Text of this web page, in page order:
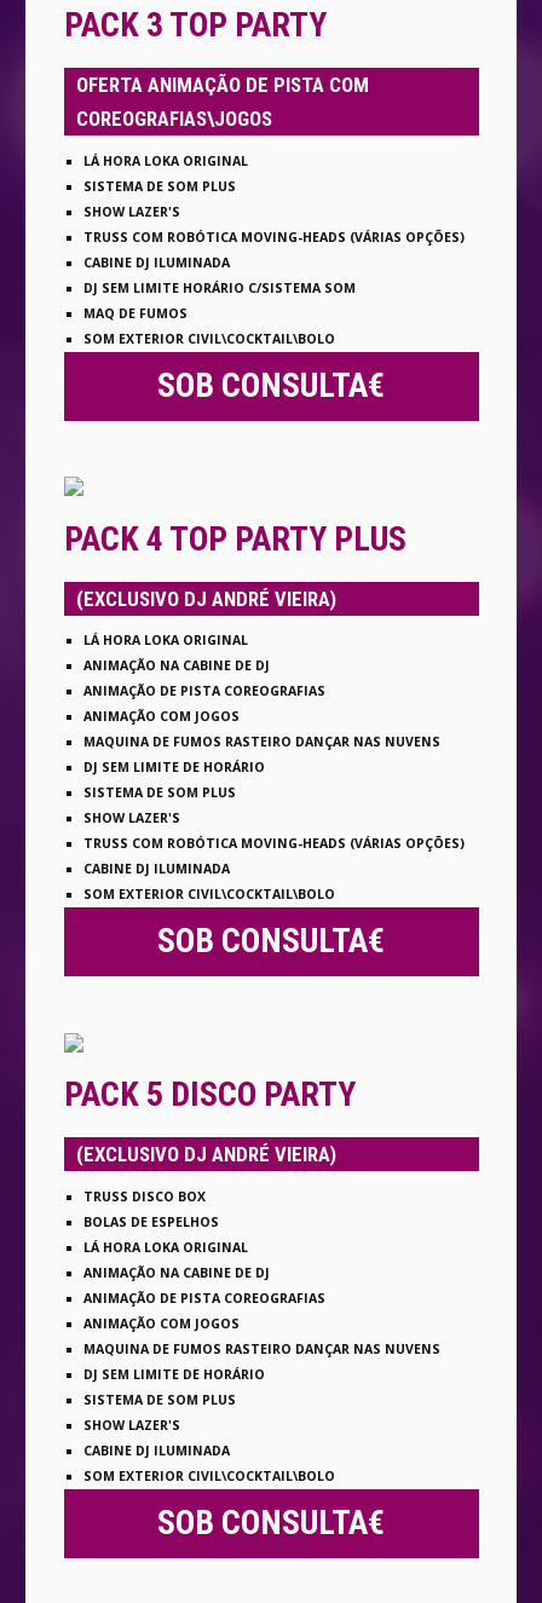
PACK 3 TOP PARTY
OFERTA ANIMAÇÃO DE PISTA COM
COREOGRAFIAS\JOGOS
LÁ HORA LOKA ORIGINAL
SISTEMA DE SOM PLUS
SHOW LAZER'S
TRUSS COM ROBÓTICA MOVING-HEADS (VÁRIAS OPÇÕES)
CABINE DJ ILUMINADA
DJ SEM LIMITE HORÁRIO C/SISTEMA SOM
MAQ DE FUMOS
SOM EXTERIOR CIVIL\COCKTAIL\BOLO
SOB CONSULTA€
PACK 4 TOP PARTY PLUS
(EXCLUSIVO DJ ANDRÉ VIEIRA)
LÁ HORA LOKA ORIGINAL
ANIMAÇÃO NA CABINE DE DJ
ANIMAÇÃO DE PISTA COREOGRAFIAS
ANIMAÇÃO COM JOGOS
MAQUINA DE FUMOS RASTEIRO DANÇAR NAS NUVENS
DJ SEM LIMITE DE HORÁRIO
SISTEMA DE SOM PLUS
SHOW LAZER'S
TRUSS COM ROBÓTICA MOVING-HEADS (VÁRIAS OPÇÕES)
CABINE DJ ILUMINADA
SOM EXTERIOR CIVIL\COCKTAIL\BOLO
SOB CONSULTA€
PACK 5 DISCO PARTY
(EXCLUSIVO DJ ANDRÉ VIEIRA)
TRUSS DISCO BOX
BOLAS DE ESPELHOS
LÁ HORA LOKA ORIGINAL
ANIMAÇÃO NA CABINE DE DJ
ANIMAÇÃO DE PISTA COREOGRAFIAS
ANIMAÇÃO COM JOGOS
MAQUINA DE FUMOS RASTEIRO DANÇAR NAS NUVENS
DJ SEM LIMITE DE HORÁRIO
SISTEMA DE SOM PLUS
SHOW LAZER'S
CABINE DJ ILUMINADA
SOM EXTERIOR CIVIL\COCKTAIL\BOLO
SOB CONSULTA€